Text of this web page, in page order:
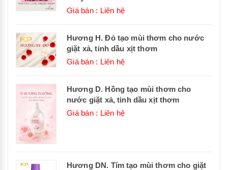
Giá bán : Liên hệ
Hương H. Đỏ tạo mùi thơm cho nước
giặt xả, tinh dầu xịt thơm
Giá bán : Liên hệ
Hương D. Hồng tạo mùi thơm cho
nước giặt xả, tinh dầu xịt thơm
Giá bán : Liên hệ
Hương DN. Tím tạo mùi thơm cho giặt